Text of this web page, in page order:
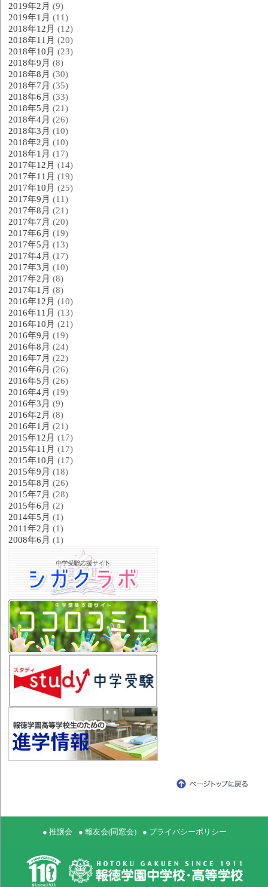
2019年2月 (9)
2019年1月 (11)
2018年12月 (12)
2018年11月 (20)
2018年10月 (23)
2018年9月 (8)
2018年8月 (30)
2018年7月 (35)
2018年6月 (33)
2018年5月 (21)
2018年4月 (26)
2018年3月 (10)
2018年2月 (10)
2018年1月 (17)
2017年12月 (14)
2017年11月 (19)
2017年10月 (25)
2017年9月 (11)
2017年8月 (21)
2017年7月 (20)
2017年6月 (19)
2017年5月 (13)
2017年4月 (17)
2017年3月 (10)
2017年2月 (8)
2017年1月 (8)
2016年12月 (10)
2016年11月 (13)
2016年10月 (21)
2016年9月 (19)
2016年8月 (24)
2016年7月 (22)
2016年6月 (26)
2016年5月 (26)
2016年4月 (19)
2016年3月 (9)
2016年2月 (8)
2016年1月 (21)
2015年12月 (17)
2015年11月 (17)
2015年10月 (17)
2015年9月 (18)
2015年8月 (26)
2015年7月 (28)
2015年6月 (2)
2014年5月 (1)
2011年2月 (1)
2008年6月 (1)
● 推譲会 ● 報友会(同窓会) ● プライバシーポリシー